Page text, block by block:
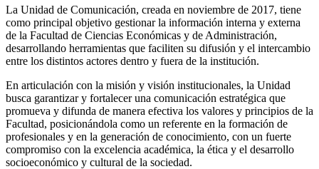
La Unidad de Comunicación, creada en noviembre de 2017, tiene
como principal objetivo gestionar la información interna y externa
de la Facultad de Ciencias Económicas y de Administración,
desarrollando herramientas que faciliten su difusión y el intercambio
entre los distintos actores dentro y fuera de la institución.
En articulación con la misión y visión institucionales, la Unidad
busca garantizar y fortalecer una comunicación estratégica que
promueva y difunda de manera efectiva los valores y principios de la
Facultad, posicionándola como un referente en la formación de
profesionales y en la generación de conocimiento, con un fuerte
compromiso con la excelencia académica, la ética y el desarrollo
socioeconómico y cultural de la sociedad.